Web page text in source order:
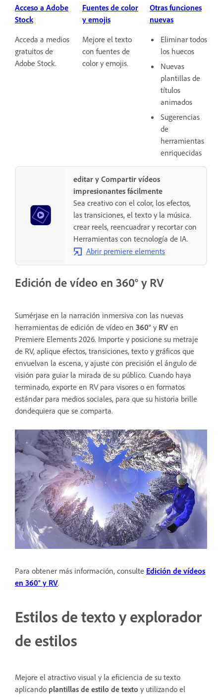
Acceso a Adobe
Stock
Acceda a medios
gratuitos de
Adobe Stock.
Fuentes de color
y emojis
Mejore el texto
con fuentes de
color y emojis.
Otras funciones
nuevas
Eliminar todos
los huecos
Nuevas
plantillas de
títulos
animados
Sugerencias
de
herramientas
enriquecidas
editar y Compartir vídeos
impresionantes fácilmente
Sea creativo con el color, los efectos,
las transiciones, el texto y la música.
crear reels, reencuadrar y recortar con
Herramientas con tecnología de IA.
Abrir premiere elements
Edición de vídeo en 360° y RV
Sumérjase en la narración inmersiva con las nuevas
herramientas de edición de vídeo en 360° y RV en
Premiere Elements 2026. Importe y posicione su metraje
de RV, aplique efectos, transiciones, texto y gráficos que
envuelvan la escena, y ajuste con precisión el ángulo de
visión para guiar la mirada de su público. Cuando haya
terminado, exporte en RV para visores o en formatos
estándar para medios sociales, para que su historia brille
dondequiera que se comparta.
Para obtener más información, consulte Edición de vídeos
en 360° y RV.
Estilos de texto y explorador
de estilos
Mejore el atractivo visual y la eficiencia de su texto
aplicando plantillas de estilo de texto y utilizando el